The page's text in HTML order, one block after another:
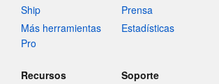
Ship
Más herramientas
Pro
Prensa
Estadísticas
Recursos Soporte